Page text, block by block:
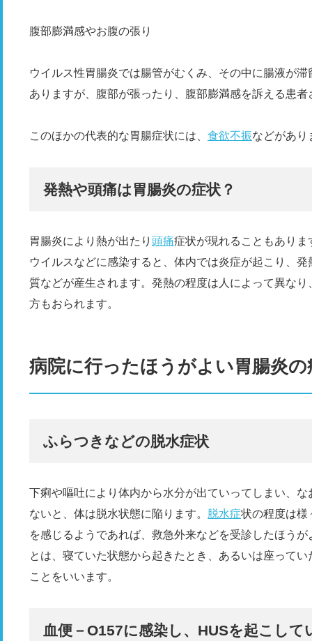
腹部膨満感やお腹の張り
ウイルス性胃腸炎では腸管がむくみ、その中に腸液が
ありますが、腹部が張ったり、腹部膨満感を訴える患
このほかの代表的な胃腸症状には、 食欲不振などがあり
発熱や頭痛は胃腸炎の症状？
胃腸炎により熱が出たり 頭痛症状が現れることもあり
ウイルスなどに感染すると、体内では炎症が起こり、
質などが産生されます。発熱の程度は人によって異な
方もおられます。
病院に行ったほうがよい胃腸炎の
ふらつきなどの脱水症状
下痢や嘔吐により体内から水分が出ていってしまい、
ないと、体は脱水状態に陥ります。
脱水症状の程度は様
を感じるようであれば、救急外来などを受診したほう
とは、寝ていた状態から起きたとき、あるいは座って
ことをいいます。
血便－O157に感染し、HUSを起こして